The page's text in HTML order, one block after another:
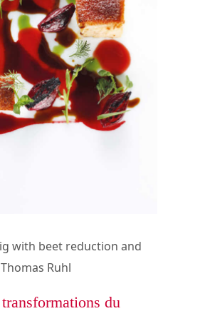
with beet reduction and
Ruhl
du